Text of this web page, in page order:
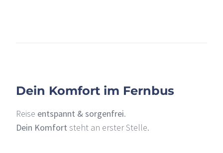
Dein Komfort im Fernbus
Reise entspannt & sorgenfrei.
Dein Komfort steht an erster Stelle.